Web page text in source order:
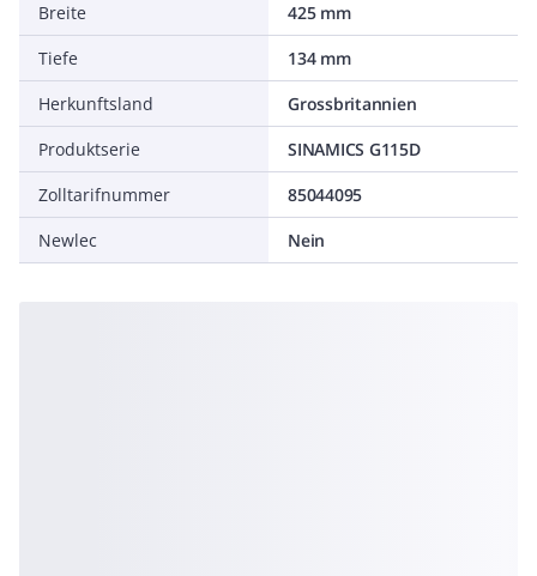
Breite
425 mm
Tiefe
134 mm
Herkunftsland
Grossbritannien
Produktserie
SINAMICS G115D
Zolltarifnummer
85044095
Newlec
Nein